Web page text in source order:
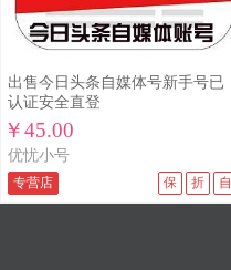
出售今日头条自媒体号新手号已
认证安全直登
￥45.00
优忧小号
专营店 自
折
保